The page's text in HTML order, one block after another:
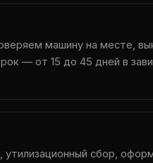
машину на месте,
— от 15 до 45 дней в
сбор,